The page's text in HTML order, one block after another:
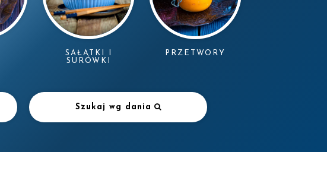
SAŁATKI I
SURÓWKI
PRZETWORY
Szukaj wg dania